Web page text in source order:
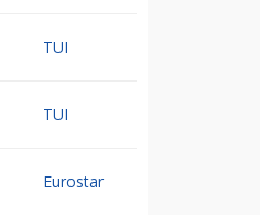
TUI
TUI
Eurostar